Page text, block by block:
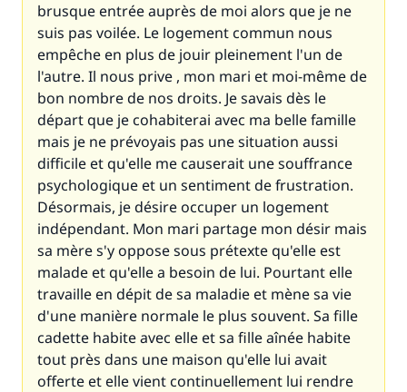
brusque entrée auprès de moi alors que je ne
suis pas voilée. Le logement commun nous
empêche en plus de jouir pleinement l'un de
l'autre. Il nous prive , mon mari et moi-même de
bon nombre de nos droits. Je savais dès le
départ que je cohabiterai avec ma belle famille
mais je ne prévoyais pas une situation aussi
difficile et qu'elle me causerait une souffrance
psychologique et un sentiment de frustration.
Désormais, je désire occuper un logement
indépendant. Mon mari partage mon désir mais
sa mère s'y oppose sous prétexte qu'elle est
malade et qu'elle a besoin de lui. Pourtant elle
travaille en dépit de sa maladie et mène sa vie
d'une manière normale le plus souvent. Sa fille
cadette habite avec elle et sa fille aînée habite
tout près dans une maison qu'elle lui avait
offerte et elle vient continuellement lui rendre